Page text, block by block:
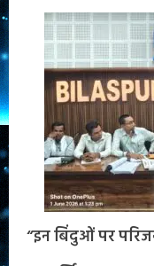
“इन बिंदुओं पर